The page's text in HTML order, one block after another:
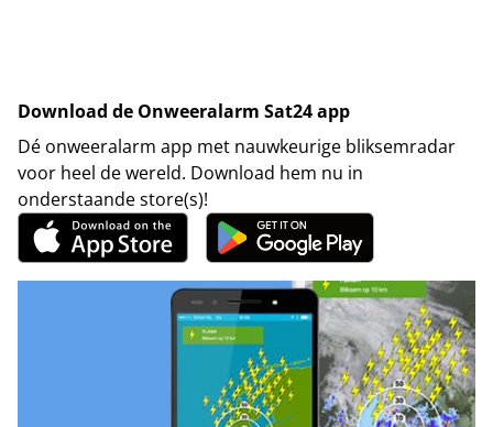
Download de Onweeralarm Sat24 app
Dé onweeralarm app met nauwkeurige bliksemradar
voor heel de wereld. Download hem nu in
onderstaande store(s)!